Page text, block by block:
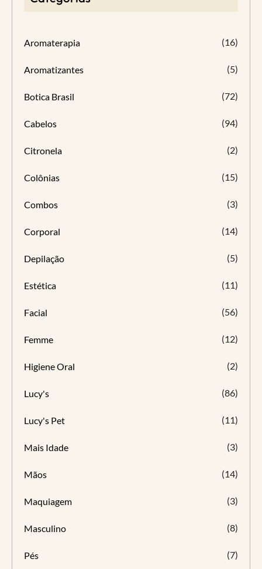
Aromaterapia (16)
Aromatizantes (5)
Botica Brasil (72)
Cabelos (94)
Citronela (2)
Colônias (15)
Combos (3)
Corporal (14)
Depilação (5)
Estética (11)
Facial (56)
Femme (12)
Higiene Oral (2)
Lucy's (86)
Lucy's Pet (11)
Mais Idade (3)
Mãos (14)
Maquiagem (3)
Masculino (8)
Pés (7)